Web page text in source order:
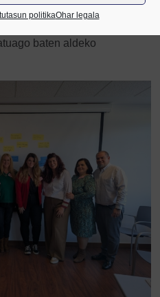
politikaOhar legala
erakundeak, pertsonetan
baten aldeko